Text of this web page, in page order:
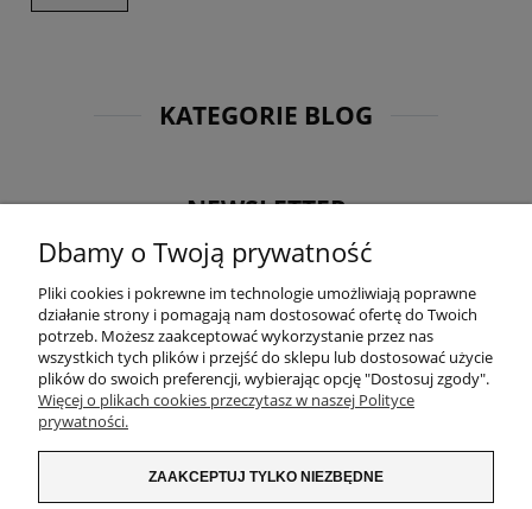
KATEGORIE BLOG
NEWSLETTER
Otrzymuj jako pierwsza informacje o nowościach oraz
promocjach i zgarnij 5% rabatu na kolejne zakupy! Zapisz
się na nasz newsletter:
ZAKUPY
Dbamy o Twoją prywatność
Pliki cookies i pokrewne im technologie umożliwiają poprawne
działanie strony i pomagają nam dostosować ofertę do Twoich
potrzeb. Możesz zaakceptować wykorzystanie przez nas
wszystkich tych plików i przejść do sklepu lub dostosować użycie
plików do swoich preferencji, wybierając opcję "Dostosuj zgody".
Więcej o plikach cookies przeczytasz w naszej Polityce
prywatności.
ZAAKCEPTUJ TYLKO NIEZBĘDNE